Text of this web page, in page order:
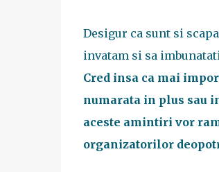
Desigur ca sunt si
invatam si sa
Cred insa ca mai
numarata in plus sau
aceste amintiri vor
organizatorilor